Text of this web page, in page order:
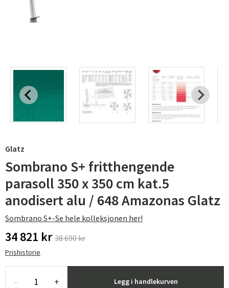
Glatz
Sombrano S+ fritthengende
parasoll 350 x 350 cm kat.5
anodisert alu / 648 Amazonas Glatz
Sombrano S+-Se hele kolleksjonen her!
34 821 kr 38 690 kr
Prishistorie
- + Legg i handlekurven